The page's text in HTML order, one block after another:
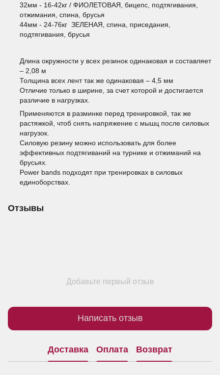
32мм - 16-42кг / ФИОЛЕТОВАЯ, бицепс, подтягивания,
отжимания, спина, брусья
44мм - 24-76кг ЗЕЛЕНАЯ, спина, приседания,
подтягивания, брусья
Длина окружности у всех резинок одинаковая и составляет
– 2,08 м
Толщина всех лент так же одинаковая – 4,5 мм
Отличие только в ширине, за счет которой и достигается
различие в нагрузках.
Применяются в разминке перед тренировкой, так же
растяжкой, чтоб снять напряжение с мышц после силовых
нагрузок.
Силовую резину можно использовать для более
эффективных подтягиваний на турнике и отжиманий на
брусьях.
Power bands подходят при тренировках в силовых
единоборствах.
Отзывы
Добавьте первый отзыв
Написать отзыв
Доставка Оплата Возврат